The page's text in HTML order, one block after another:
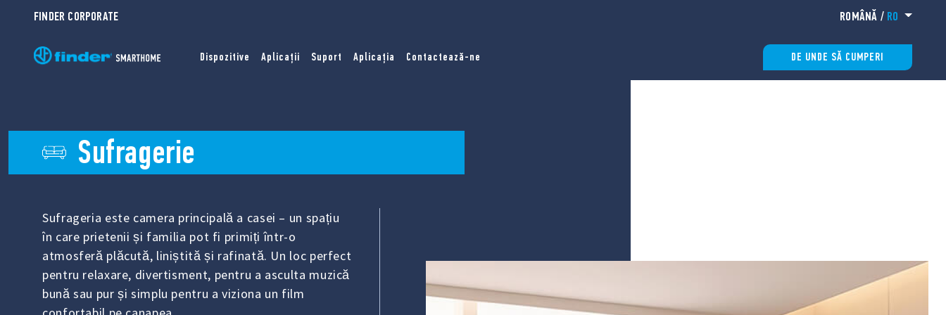
FINDER CORPORATE ROMÂNĂ / RO
Dispozitive Aplicații Suport Aplicația Contactează-ne DE UNDE SĂ CUMPERI
Sufragerie
Sufrageria este camera principală a casei – un spațiu
în care prietenii și familia pot fi primiți într-o
atmosferă plăcută, liniștită și rafinată. Un loc perfect
pentru relaxare, divertisment, pentru a asculta muzică
bună sau pur și simplu pentru a viziona un film